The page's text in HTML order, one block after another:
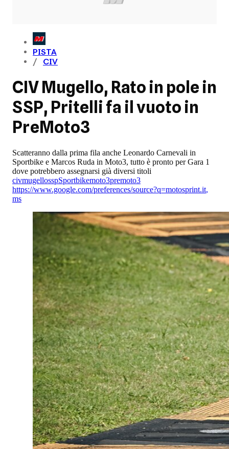
PISTA
CIV
CIV Mugello, Rato in pole in
SSP, Pritelli fa il vuoto in
PreMoto3
Scatteranno dalla prima fila anche Leonardo Carnevali in
Sportbike e Marcos Ruda in Moto3, tutto è pronto per Gara 1
dove potrebbero assegnarsi già diversi titoli
civmugellosspSportbikemoto3premoto3
https://www.google.com/preferences/source?q=motosprint.it,
ms